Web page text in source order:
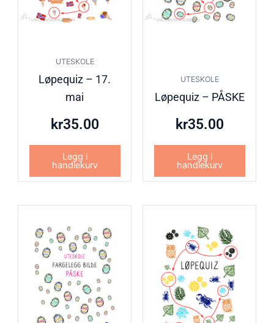
UTESKOLE
Løpequiz – 17.
mai
kr35.00
Legg i
handlekurv
UTESKOLE
Løpequiz – PÅSKE
kr35.00
Legg i
handlekurv